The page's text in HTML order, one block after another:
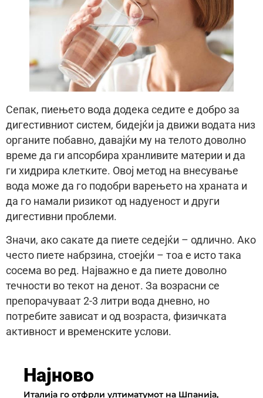
Сепак, пиењето вода додека седите е добро за
дигестивниот систем, бидејќи ја движи водата низ
органите побавно, давајќи му на телото доволно
време да ги апсорбира хранливите материи и да
ги хидрира клетките. Овој метод на внесување
вода може да го подобри варењето на храната и
да го намали ризикот од надуеност и други
дигестивни проблеми.
Значи, ако сакате да пиете седејќи – одлично. Ако
често пиете набрзина, стоејќи – тоа е исто така
сосема во ред. Најважно е да пиете доволно
течности во текот на денот. За возрасни се
препорачуваат 2-3 литри вода дневно, но
потребите зависат и од возраста, физичката
активност и временските услови.
Најново
Италија го отфрли ултиматумот на Шпанија,